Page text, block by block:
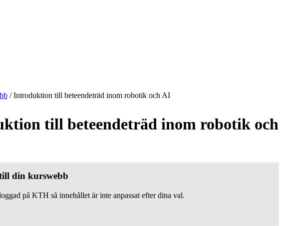
/Introduktion till beteendeträd inom robotik och AI
till beteendeträd inom robotik och
din kurswebb
på KTH så innehållet är inte anpassat efter dina val.